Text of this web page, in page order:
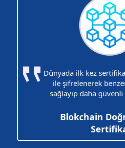
Dünyada ilk kez
ile şifrelenerek
sağlayıp daha
Blokchain